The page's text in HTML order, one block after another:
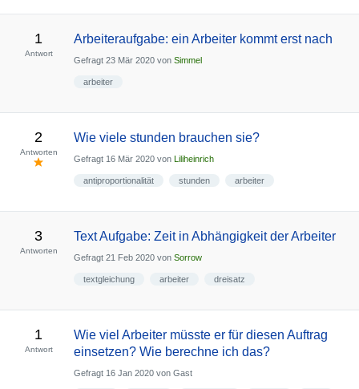
1
Antwort
Arbeiteraufgabe: ein Arbeiter kommt erst nach
Gefragt 23 Mär 2020 von Simmel
arbeiter
2
Antworten
Wie viele stunden brauchen sie?
Gefragt 16 Mär 2020 von Liliheinrich
antiproportionalität stunden arbeiter
3
Antworten
Text Aufgabe: Zeit in Abhängigkeit der Arbeiter
Gefragt 21 Feb 2020 von Sorrow
textgleichung arbeiter dreisatz
1
Antwort
Wie viel Arbeiter müsste er für diesen Auftrag
einsetzen? Wie berechne ich das?
Gefragt 16 Jan 2020 von Gast